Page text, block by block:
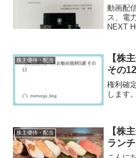
動画配
ス、電
NEXT
株主優待・配当
【株
その12
権利確
します。
株主優待・配当
【株
ランチ